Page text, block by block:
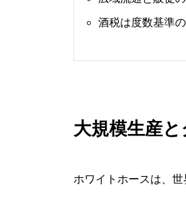
酒税は度数基準
大規模生産
ホワイトホースは、